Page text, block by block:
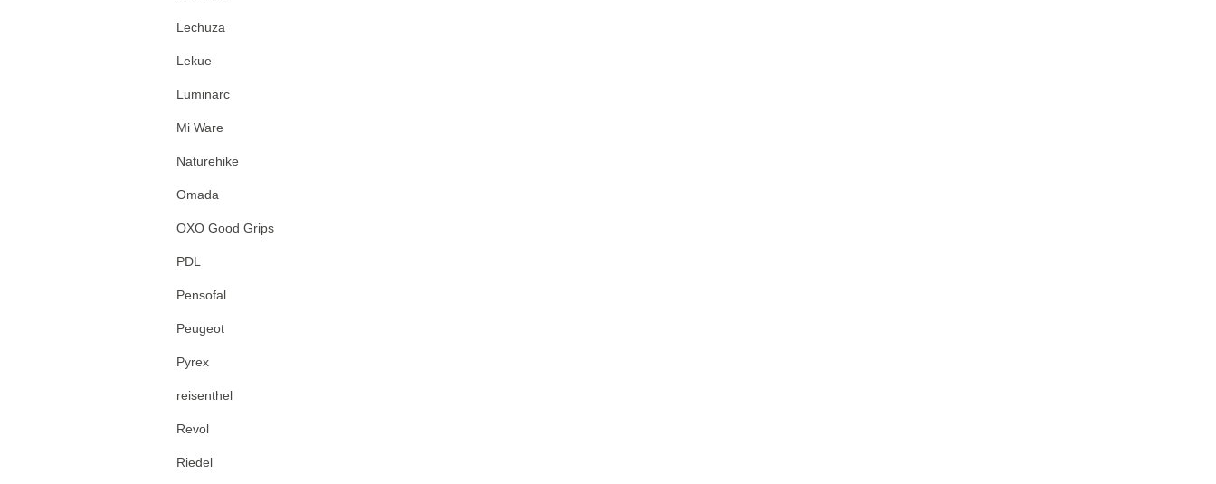
Lechuza
Lekue
Luminarc
Mi Ware
Naturehike
Omada
OXO Good Grips
PDL
Pensofal
Peugeot
Pyrex
reisenthel
Revol
Riedel